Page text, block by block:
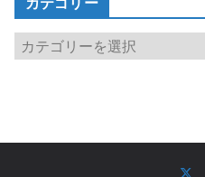
カ
テ